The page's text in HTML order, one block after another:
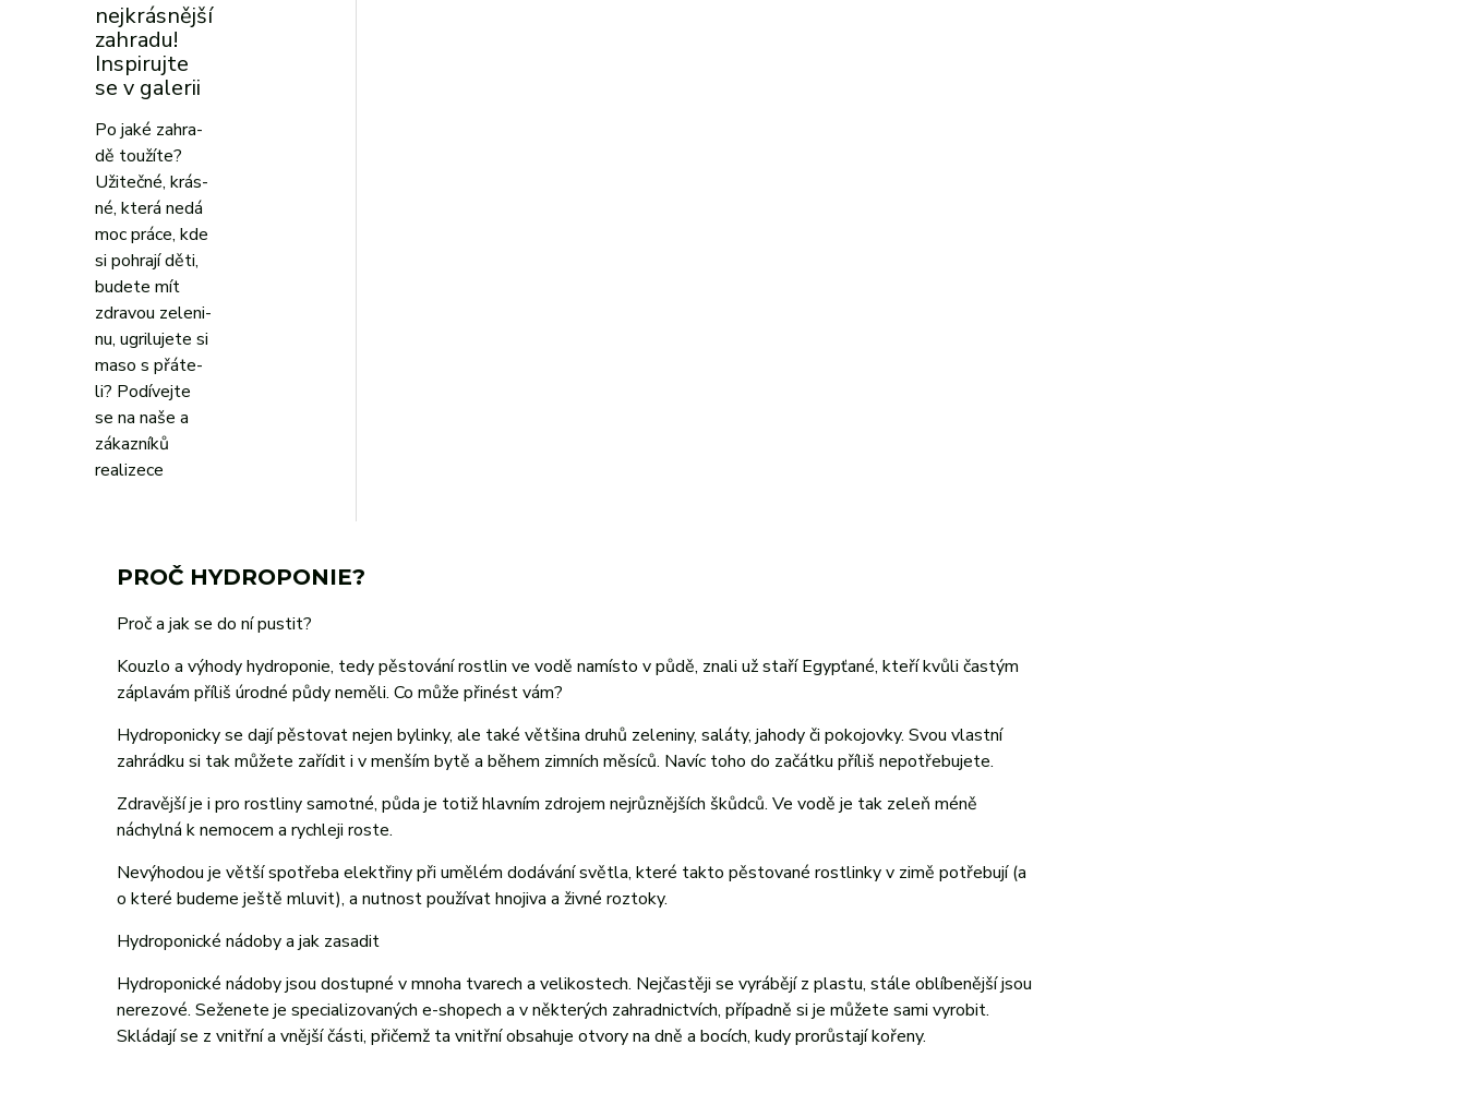
nejkrásnější
zahradu!
Inspirujte
se v galerii
Po ja­ké za­hra­
dě tou­ží­te?
Užitečné, krás­
né, kte­rá ne­dá
moc prá­ce, kde
si po­hra­jí dě­ti,
bu­de­te mít
zdravou ze­le­ni­
nu, ugri­lu­je­te si
ma­so s přá­te­
li? Podívejte
se na naše a
zákazníků
realizece
PROČ HYDROPONIE?
Proč a jak se do ní pustit?
Kouzlo a výhody hydroponie, tedy pěstování rostlin ve vodě namísto v půdě, znali už staří Egypťané, kteří kvůli častým
záplavám příliš úrodné půdy neměli. Co může přinést vám?
Hydroponicky se dají pěstovat nejen bylinky, ale také většina druhů zeleniny, saláty, jahody či pokojovky. Svou vlastní
zahrádku si tak můžete zařídit i v menším bytě a během zimních měsíců. Navíc toho do začátku příliš nepotřebujete.
Zdravější je i pro rostliny samotné, půda je totiž hlavním zdrojem nejrůznějších škůdců. Ve vodě je tak zeleň méně
náchylná k nemocem a rychleji roste.
Nevýhodou je větší spotřeba elektřiny při umělém dodávání světla, které takto pěstované rostlinky v zimě potřebují (a
o které budeme ještě mluvit), a nutnost používat hnojiva a živné roztoky.
Hydroponické nádoby a jak zasadit
Hydroponické nádoby jsou dostupné v mnoha tvarech a velikostech. Nejčastěji se vyrábějí z plastu, stále oblíbenější jsou
nerezové. Seženete je specializovaných e-shopech a v některých zahradnictvích, případně si je můžete sami vyrobit.
Skládají se z vnitřní a vnější části, přičemž ta vnitřní obsahuje otvory na dně a bocích, kudy prorůstají kořeny.